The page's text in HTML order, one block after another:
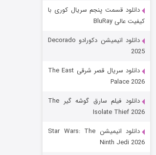
رویایی برای تو
قسمت
دانلود قسمت پنجم سریال کوری با
کیفیت عالی BluRay
دانلود انیمیشن دکورادو Decorado
2025
دانلود سریال قصر شرقی The East
Palace 2026
دانلود فیلم سارق گوشه گیر The
Isolate Thief 2026
دانلود انیمیشن Star Wars: The
Ninth Jedi 2026